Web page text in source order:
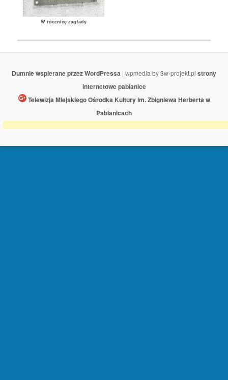
W rocznicę zagłady
Dumnie wspierane przez WordPressa | wpmedia by 3w-projekt.pl strony
internetowe pabianice
Telewizja Miejskiego Ośrodka Kultury im. Zbigniewa Herberta w
Pabianicach